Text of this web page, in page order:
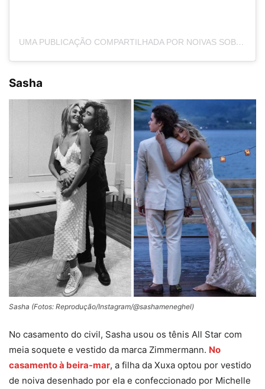
UMA PUBLICAÇÃO COMPARTILHADA POR NOIVAS SOB MEDIDA (@HELENSALLESDRESSMAKER)
Sasha
Sasha (Fotos: Reprodução/Instagram/@sashameneghel)
No casamento do civil, Sasha usou os tênis All Star com
meia soquete e vestido da marca Zimmermann. No
casamento à beira-mar, a filha da Xuxa optou por vestido
de noiva desenhado por ela e confeccionado por Michelle